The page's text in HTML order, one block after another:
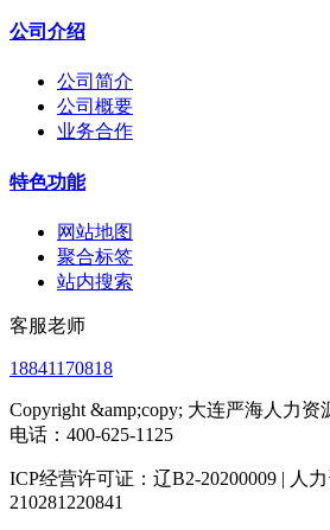
公司介绍
公司简介
公司概要
业务合作
特色功能
网站地图
聚合标签
站内搜索
客服老师
18841170818
Copyright &amp;copy; 大连严海人力
电话：400-625-1125
ICP经营许可证：辽B2-20200009 | 人
210281220841